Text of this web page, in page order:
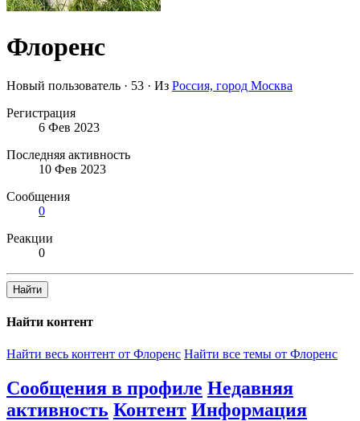
Флоренс
Новый пользователь · 53 · Из Россия, город Москва
Регистрация
6 Фев 2023
Последняя активность
10 Фев 2023
Сообщения
0
Реакции
0
Найти
Найти контент
Найти весь контент от Флоренс Найти все темы от Флоренс
Сообщения в профиле Недавняя
активность Контент Информация